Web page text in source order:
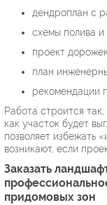
дендроплан с
схемы полива
проект
план
рекомендации
Работа строится
как участок будет
позволяет избежать
возникают, если
Заказать
придомовых зон